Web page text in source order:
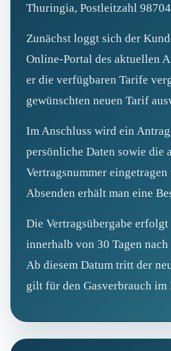
Thuringia, Postleitzahl
Zunächst loggt sich der
Online‑Portal des aktuellen
er die verfügbaren Tarife
gewünschten neuen Tarif
Im Anschluss wird ein
persönliche Daten sowie die
Vertragsnummer eingetragen
Absenden erhält man eine
Die Vertragsübergabe
innerhalb von 30 Tagen
Ab diesem Datum tritt der
gilt für den Gasverbrauch im